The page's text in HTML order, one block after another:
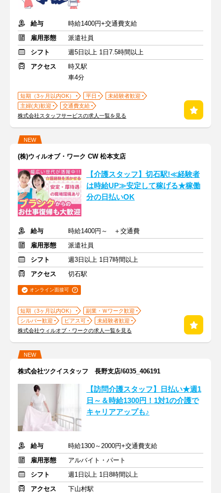
給与
時給1400円+交通費支給
雇用形態
派遣社員
シフト
週5日以上 1日7.5時間以上
アクセス
時又駅
車4分
短期（3ヶ月以内OK） 平日
未経験者歓迎
主婦(夫)歓迎
交通費支給
株式会社スタッフサービスの求人一覧を見る
NEW
(株)ウィルオブ・ワーク CW 松本支店
【介護スタッフ】切石駅!≪経験者
は時給UP≫安定して稼げる★稼働
分の日払いOK
給与
時給1400円～ ＋交通費
雇用形態
派遣社員
シフト
週3日以上 1日7時間以上
アクセス
切石駅
オンライン面接可
短期（3ヶ月以内OK）
副業・Ｗワーク歓迎
シルバー歓迎
ピアス可
未経験者歓迎
株式会社ウィルオブ・ワークの求人一覧を見る
NEW
株式会社ツクイスタッフ 長野支店/6035_406191
【訪問介護スタッフ】日払い★週1
日～＆時給1300円！1対1の介護で
キャリアアップも♪
給与
時給1300～2000円+交通費支給
雇用形態
アルバイト・パート
シフト
週1日以上 1日8時間以上
アクセス
下山村駅